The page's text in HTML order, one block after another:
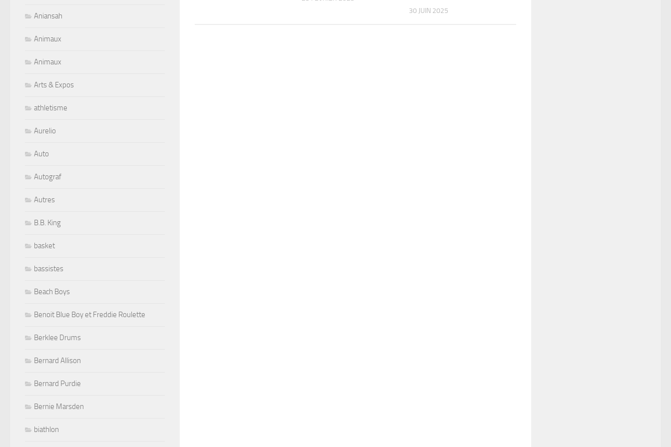
30 JUIN 2025
Aniansah
Animaux
Animaux
Arts & Expos
athletisme
Aurelio
Auto
Autograf
Autres
B.B. King
basket
bassistes
Beach Boys
Benoit Blue Boy et Freddie Roulette
Berklee Drums
Bernard Allison
Bernard Purdie
Bernie Marsden
biathlon